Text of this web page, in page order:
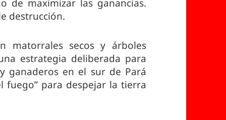
de maximizar las ganancias.
destrucción.
matorrales secos y árboles
estrategia deliberada para
ganaderos en el sur de Pará
fuego” para despejar la tierra